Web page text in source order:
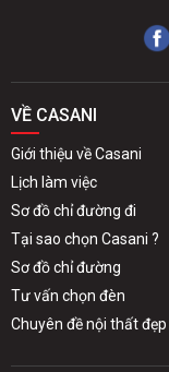
VỀ CASANI
Giới thiệu về Casani
Lịch làm việc
Sơ đồ chỉ đường đi
Tại sao chọn Casani ?
Sơ đồ chỉ đường
Tư vấn chọn đèn
Chuyên đề nội thất đẹp